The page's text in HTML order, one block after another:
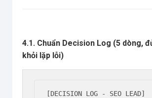
4.1. Chuẩn Decision Log (5 dòng,
khỏi lặp lỗi)
[DECISION LOG - SEO LEAD]